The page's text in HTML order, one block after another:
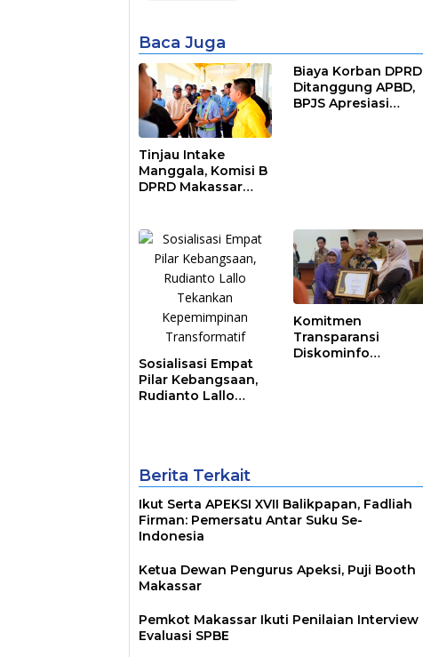
Baca Juga
Tinjau Intake
Manggala, Komisi B
DPRD Makassar
Biaya Korban DPRD
Ditanggung APBD,
BPJS Apresiasi
Sosialisasi Empat
Pilar Kebangsaan,
Rudianto Lallo
Komitmen
Transparansi
Diskominfo
Berita Terkait
Ikut Serta APEKSI XVII Balikpapan, Fadliah
Firman: Pemersatu Antar Suku Se-
Indonesia
Ketua Dewan Pengurus Apeksi, Puji Booth
Makassar
Pemkot Makassar Ikuti Penilaian Interview
Evaluasi SPBE